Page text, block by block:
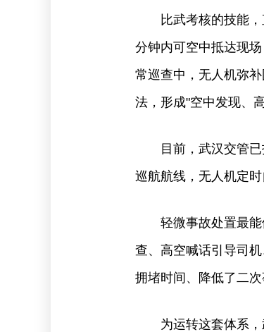
比武考核的技能
分钟内可空中抵达现
常巡查中，无人机弥
法，形成"空中发现、
目前，武汉交管
巡航航线，无人机定
轻微事故处置最
查、高空喊话引导司
拥堵时间、降低了二
为运转这套体系